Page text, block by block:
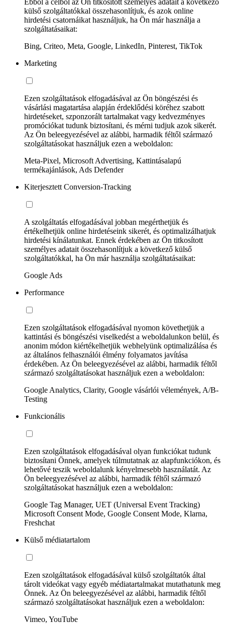
külső szolgáltatókkal összehasonlítjuk, és azok online
hirdetési csatornáikat használjuk, ha Ön már használja a
szolgáltatásaikat:
Bing, Criteo, Meta, Google, LinkedIn, Pinterest, TikTok
Marketing
Ezen szolgáltatások elfogadásával az Ön böngészési és
vásárlási magatartása alapján érdeklődési köréhez szabott
hirdetéseket, szponzorált tartalmakat vagy kedvezményes
promóciókat tudunk biztosítani, és mérni tudjuk azok sikerét.
Az Ön beleegyezésével az alábbi, harmadik féltől származó
szolgáltatásokat használjuk ezen a weboldalon:
Meta-Pixel, Microsoft Advertising, Kattintásalapú
termékajánlások, Ads Defender
Kiterjesztett Conversion-Tracking
A szolgáltatás elfogadásával jobban megérthetjük és
értékelhetjük online hirdetéseink sikerét, és optimalizálhatjuk
hirdetési kínálatunkat. Ennek érdekében az Ön titkosított
személyes adatait összehasonlítjuk a következő külső
szolgáltatókkal, ha Ön már használja szolgáltatásaikat:
Google Ads
Performance
Ezen szolgáltatások elfogadásával nyomon követhetjük a
kattintási és böngészési viselkedést a weboldalunkon belül, és
anonim módon kiértékelhetjük webhelyünk optimalizálása és
az általános felhasználói élmény folyamatos javítása
érdekében. Az Ön beleegyezésével az alábbi, harmadik féltől
származó szolgáltatásokat használjuk ezen a weboldalon:
Google Analytics, Clarity, Google vásárlói vélemények, A/B-
Testing
Funkcionális
Ezen szolgáltatások elfogadásával olyan funkciókat tudunk
biztosítani Önnek, amelyek túlmutatnak az alapfunkciókon, és
lehetővé teszik weboldalunk kényelmesebb használatát. Az
Ön beleegyezésével az alábbi, harmadik féltől származó
szolgáltatásokat használjuk ezen a weboldalon:
Google Tag Manager, UET (Universal Event Tracking)
Microsoft Consent Mode, Google Consent Mode, Klarna,
Freshchat
Külső médiatartalom
Ezen szolgáltatások elfogadásával külső szolgáltatók által
tárolt videókat vagy egyéb médiatartalmakat mutathatunk meg
Önnek. Az Ön beleegyezésével az alábbi, harmadik féltől
származó szolgáltatásokat használjuk ezen a weboldalon:
Vimeo, YouTube